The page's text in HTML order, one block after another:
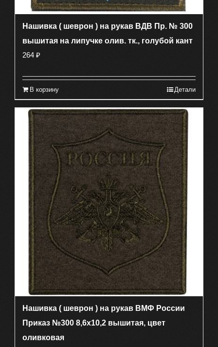
Нашивка ( шеврон ) на рукав ВДВ Пр. № 300
вышитая на липучке олив. тк., голубой кант
264 ₽
В корзину Детали
Нашивка ( шеврон ) на рукав ВМФ России
Приказ №300 8,6х10,2 вышитая, цвет
оливковая